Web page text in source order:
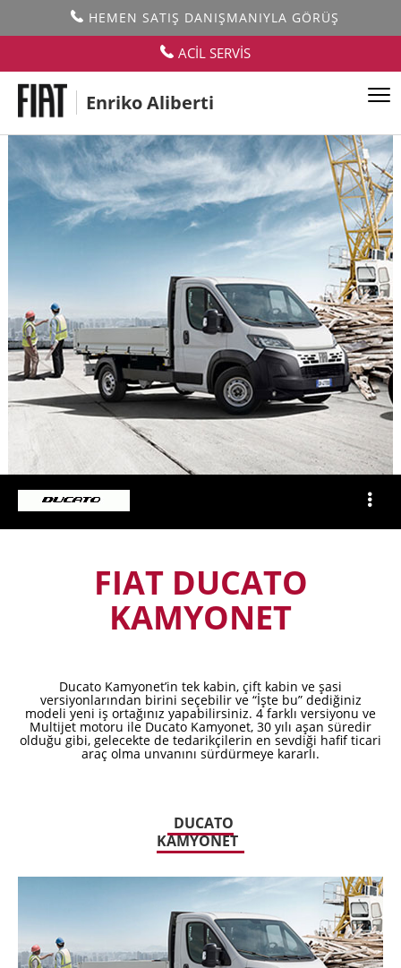
HEMEN SATIŞ DANIŞMANIYLA GÖRÜŞ
ACİL SERVİS
Enriko Aliberti
FIAT DUCATO
KAMYONET
Ducato Kamyonet’in tek kabin, çift kabin ve şasi
versiyonlarından birini seçebilir ve “İşte bu” dediğiniz
modeli yeni iş ortağınız yapabilirsiniz. 4 farklı versiyonu ve
Multijet motoru ile Ducato Kamyonet, 30 yılı aşan süredir
olduğu gibi, gelecekte de tedarikçilerin en sevdiği hafif ticari
araç olma unvanını sürdürmeye kararlı.
DUCATO
KAMYONET